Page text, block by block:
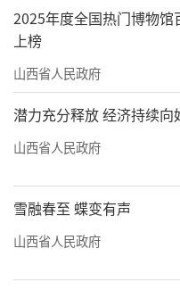
2025年度全国热门博物馆
上榜
山西省人民政府
潜力充分释放 经济持续向
山西省人民政府
雪融春至 蝶变有声
山西省人民政府